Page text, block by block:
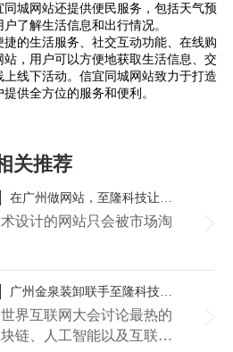
城网站还提供便民服务，包括天气预
了解生活信息和出行情况。
的生活服务、社交互动功能、在线购
，用户可以方便地获取生活信息、交
线下活动。信宜同城网站致力于打造
供全方位的服务和便利。
关推荐
​在广州做网站，至隆科技让你找到答案
设计的网站只会被市场淘
广州金泉装卸联手至隆科技打造的一体化官网服务平台上线了！
界互联网大会讨论最热的
链、人工智能以及互联